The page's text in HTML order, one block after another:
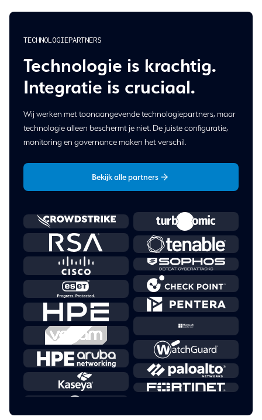
TECHNOLOGIEPARTNERS
Technologie is krachtig.
Integratie is cruciaal.
Wij werken met toonaangevende technologiepartners, maar
technologie alleen beschermt je niet. De juiste configuratie,
monitoring en governance maken het verschil.
Bekijk alle partners